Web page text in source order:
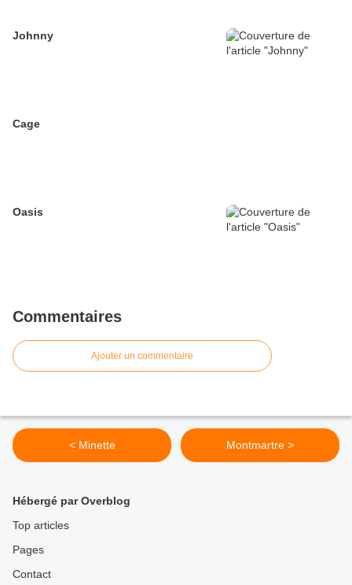
Johnny
Cage
Oasis
Commentaires
Ajouter un commentaire
< Minette Montmartre >
Hébergé par Overblog
Top articles
Pages
Contact